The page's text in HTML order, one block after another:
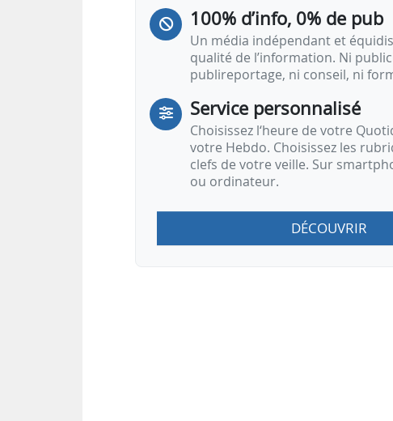
100% d’info, 0% de pub
Un média indépendant et
qualité de l’information. Ni
publireportage, ni conseil, ni
Service personnalisé
Choisissez l‘heure de votre
votre Hebdo. Choisissez les
clefs de votre veille. Sur
ou ordinateur.
DÉCOUVRIR